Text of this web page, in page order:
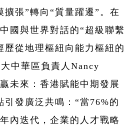
擴張”轉向“質量躍遷”。在
國與世界對話的“超級聯繫
歷從地理樞紐向能力樞紐的
中華區負責人Nancy
未來：香港賦能中期發展
引發廣泛共鳴：“當76%的
內迭代，企業的人才戰略